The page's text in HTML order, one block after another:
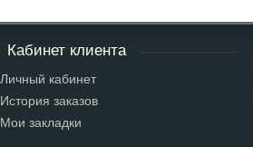
Кабинет клиента
Личный кабинет
История заказов
Мои закладки